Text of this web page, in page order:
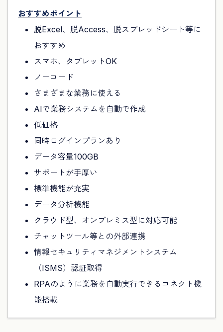
おすすめポイント
脱Excel、脱Access、脱スプレッドシート等に
おすすめ
スマホ、タブレットOK
ノーコード
さまざまな業務に使える
AIで業務システムを自動で作成
低価格
同時ログインプランあり
データ容量100GB
サポートが手厚い
標準機能が充実
データ分析機能
クラウド型、オンプレミス型に対応可能
チャットツール等との外部連携
情報セキュリティマネジメントシステム
（ISMS）認証取得
RPAのように業務を自動実行できるコネクト機
能搭載